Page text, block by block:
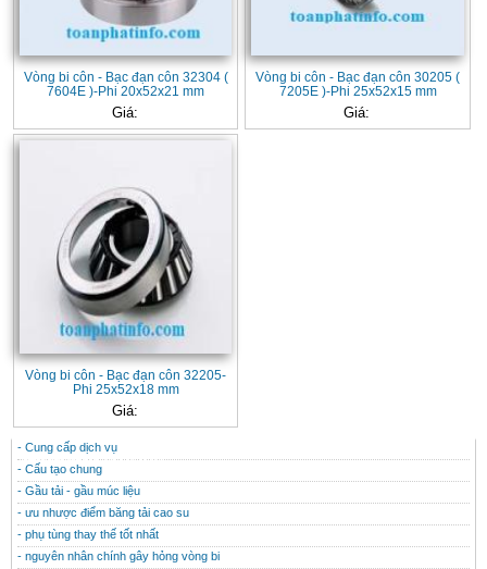
Vòng bi côn - Bạc đạn côn 32304 (
7604E )-Phi 20x52x21 mm
Giá:
Vòng bi côn - Bạc đạn côn 30205 (
7205E )-Phi 25x52x15 mm
Giá:
Vòng bi côn - Bạc đạn côn 32205-
Phi 25x52x18 mm
Giá:
CONTACT
THÔNG TIN HỮU ÍCH
- Cung cấp dịch vụ
- Cấu tạo chung
- Gầu tải - gầu múc liệu
- ưu nhược điểm băng tải cao su
- phụ tùng thay thế tốt nhất
- nguyên nhân chính gây hỏng vòng bi